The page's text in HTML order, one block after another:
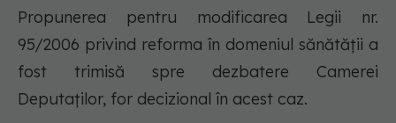
Propunerea pentru modificarea Legii nr.
95/2006 privind reforma în domeniul sănătăţii a
fost trimisă spre dezbatere Camerei
Deputaţilor, for decizional în acest caz.